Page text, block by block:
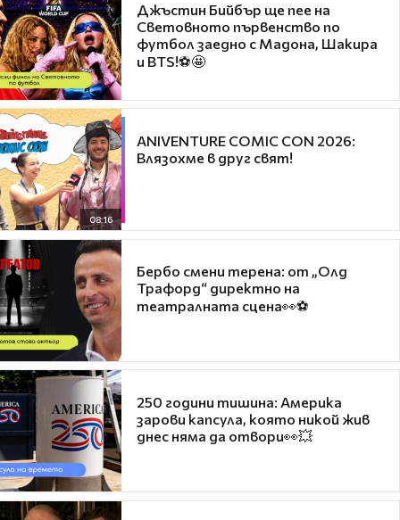
Джъстин Бийбър ще пее на
Световното първенство по
футбол заедно с Мадона, Шакира
и BTS!⚽🤩
08:16
ANIVENTURE COMIC CON 2026:
Влязохме в друг свят!
Бербо смени терена: от „Олд
Трафорд“ директно на
театралната сцена👀⚽
250 години тишина: Америка
зарови капсула, която никой жив
днес няма да отвори👀💥